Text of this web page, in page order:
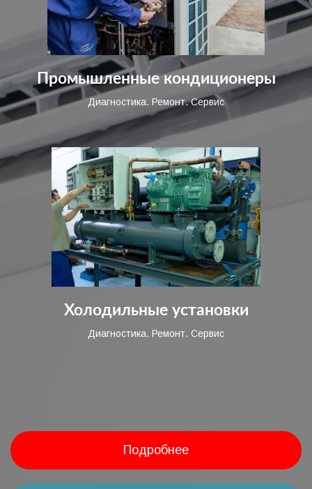
Промышленные кондиционеры
Диагностика. Ремонт. Сервис
Холодильные установки
Диагностика. Ремонт. Сервис
Подробнее